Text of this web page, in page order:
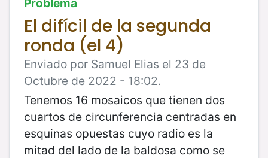
El difícil de la segunda
ronda (el 4)
Enviado por Samuel Elias el 23 de
Octubre de 2022 - 18:02.
Tenemos 16 mosaicos que tienen dos
cuartos de circunferencia centradas en
esquinas opuestas cuyo radio es la
mitad del lado de la baldosa como se